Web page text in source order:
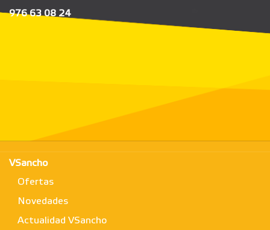
976 63 08 24
VSancho
Ofertas
Novedades
Actualidad VSancho